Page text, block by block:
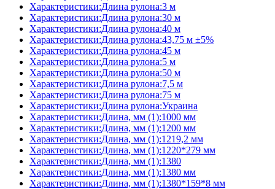
Характеристики:Длина рулона:3 м
Характеристики:Длина рулона:30 м
Характеристики:Длина рулона:40 м
Характеристики:Длина рулона:43,75 м ±5%
Характеристики:Длина рулона:45 м
Характеристики:Длина рулона:5 м
Характеристики:Длина рулона:50 м
Характеристики:Длина рулона:7,5 м
Характеристики:Длина рулона:75 м
Характеристики:Длина рулона:Украина
Характеристики:Длина, мм (1):1000 мм
Характеристики:Длина, мм (1):1200 мм
Характеристики:Длина, мм (1):1219,2 мм
Характеристики:Длина, мм (1):1220*279 мм
Характеристики:Длина, мм (1):1380
Характеристики:Длина, мм (1):1380 мм
Характеристики:Длина, мм (1):1380*159*8 мм